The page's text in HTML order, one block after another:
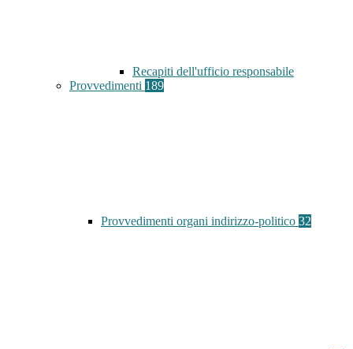
Recapiti dell'ufficio responsabile
Provvedimenti 189
Provvedimenti organi indirizzo-politico 32